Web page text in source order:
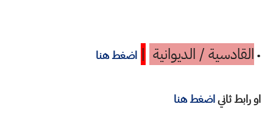
• القادسية / الديوانية | اضغط هنا
او رابط ثانياضغط هنا